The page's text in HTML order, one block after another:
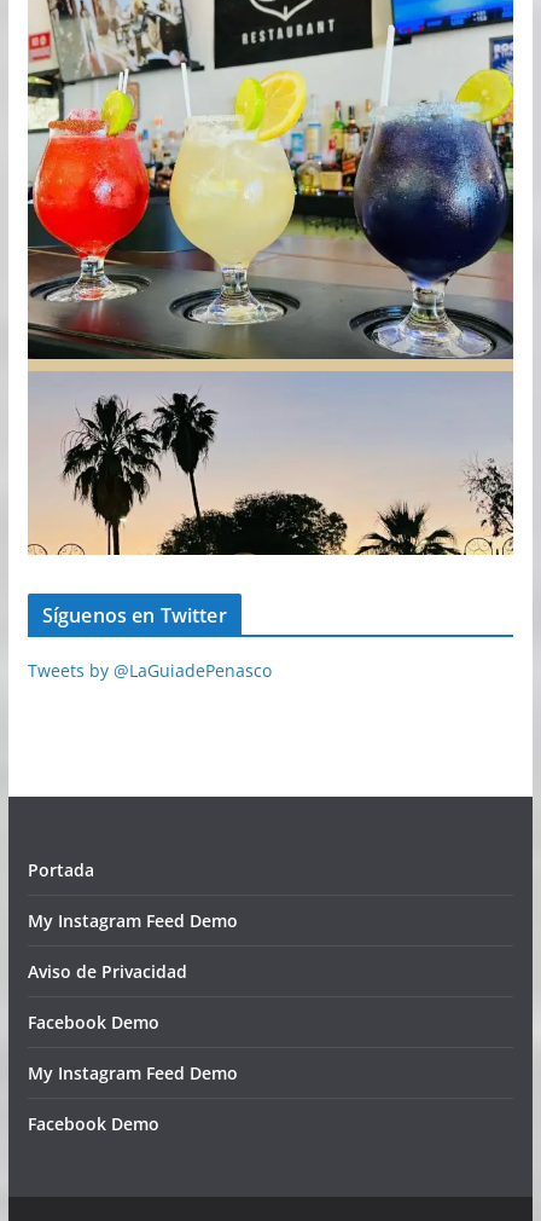
Síguenos en Twitter
Tweets by @LaGuiadePenasco
Portada
My Instagram Feed Demo
Aviso de Privacidad
Facebook Demo
My Instagram Feed Demo
Facebook Demo